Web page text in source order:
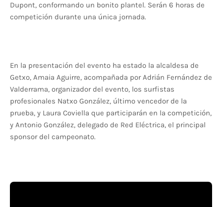
Dupont, conformando un bonito plantel. Serán 6 horas de
competición durante una única jornada.
En la presentación del evento ha estado la alcaldesa de
Getxo, Amaia Aguirre, acompañada por Adrián Fernández de
Valderrama, organizador del evento, los surfistas
profesionales Natxo González, último vencedor de la
prueba, y Laura Coviella que participarán en la competición,
y Antonio González, delegado de Red Eléctrica, el principal
sponsor del campeonato.